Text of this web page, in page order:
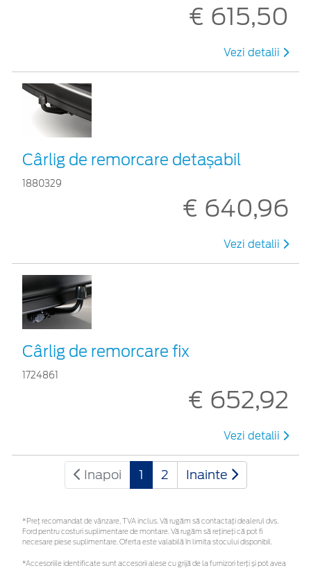
€ 615,50
Vezi detalii
Cârlig de remorcare detașabil
1880329
€ 640,96
Vezi detalii
Cârlig de remorcare fix
1724861
€ 652,92
Vezi detalii
Inapoi 1 2 Inainte
*Preţ recomandat de vânzare, TVA inclus. Vă rugăm să contactaţi dealerul dvs.
Ford pentru costuri suplimentare de montare. Vă rugăm să rețineți că pot fi
necesare piese suplimentare. Oferta este valabilă în limita stocului disponibil.
*Accesoriile identificate sunt accesorii alese cu grijă de la furnizori terți și pot avea